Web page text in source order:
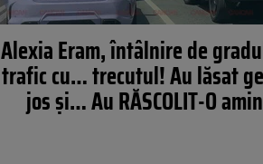
Alexia Eram, întâlnire de
trafic cu… trecutul! Au lăsat
jos și… Au RĂSCOLIT-O